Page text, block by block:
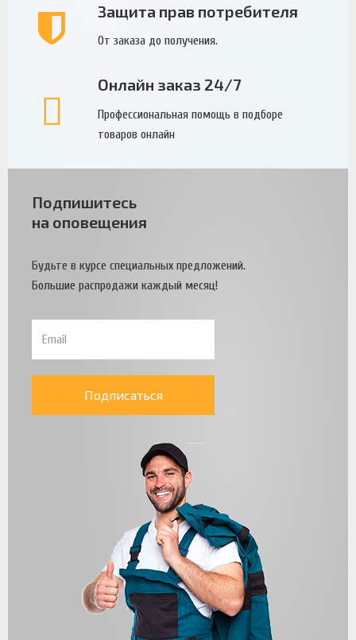
Защита прав потребителя
От заказа до получения.
Онлайн заказ 24/7
Профессиональная помощь в подборе
товаров онлайн
Подпишитесь
на оповещения
Будьте в курсе специальных предложений.
Большие распродажи каждый месяц!
Подписаться